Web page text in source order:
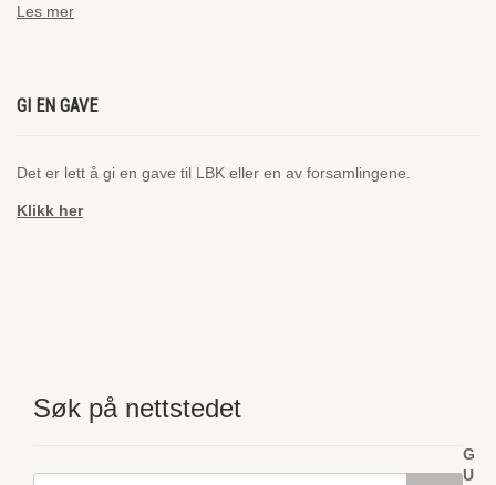
Les mer
GI EN GAVE
Det er lett å gi en gave til LBK eller en av forsamlingene.
Klikk her
Søk på nettstedet
G
U